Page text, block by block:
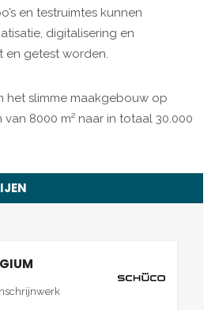
en testruimtes kunnen
digitalisering en
en getest worden.
het slimme maakgebouw op
8000 m² naar in totaal 30.000